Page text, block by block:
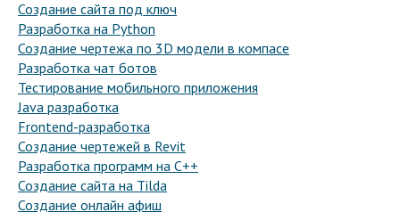
Создание сайта под ключ
Разработка на Python
Создание чертежа по 3D модели в компасе
Разработка чат ботов
Тестирование мобильного приложения
Java разработка
Frontend-разработка
Создание чертежей в Revit
Разработка программ на C++
Создание сайта на Tilda
Создание онлайн афиш